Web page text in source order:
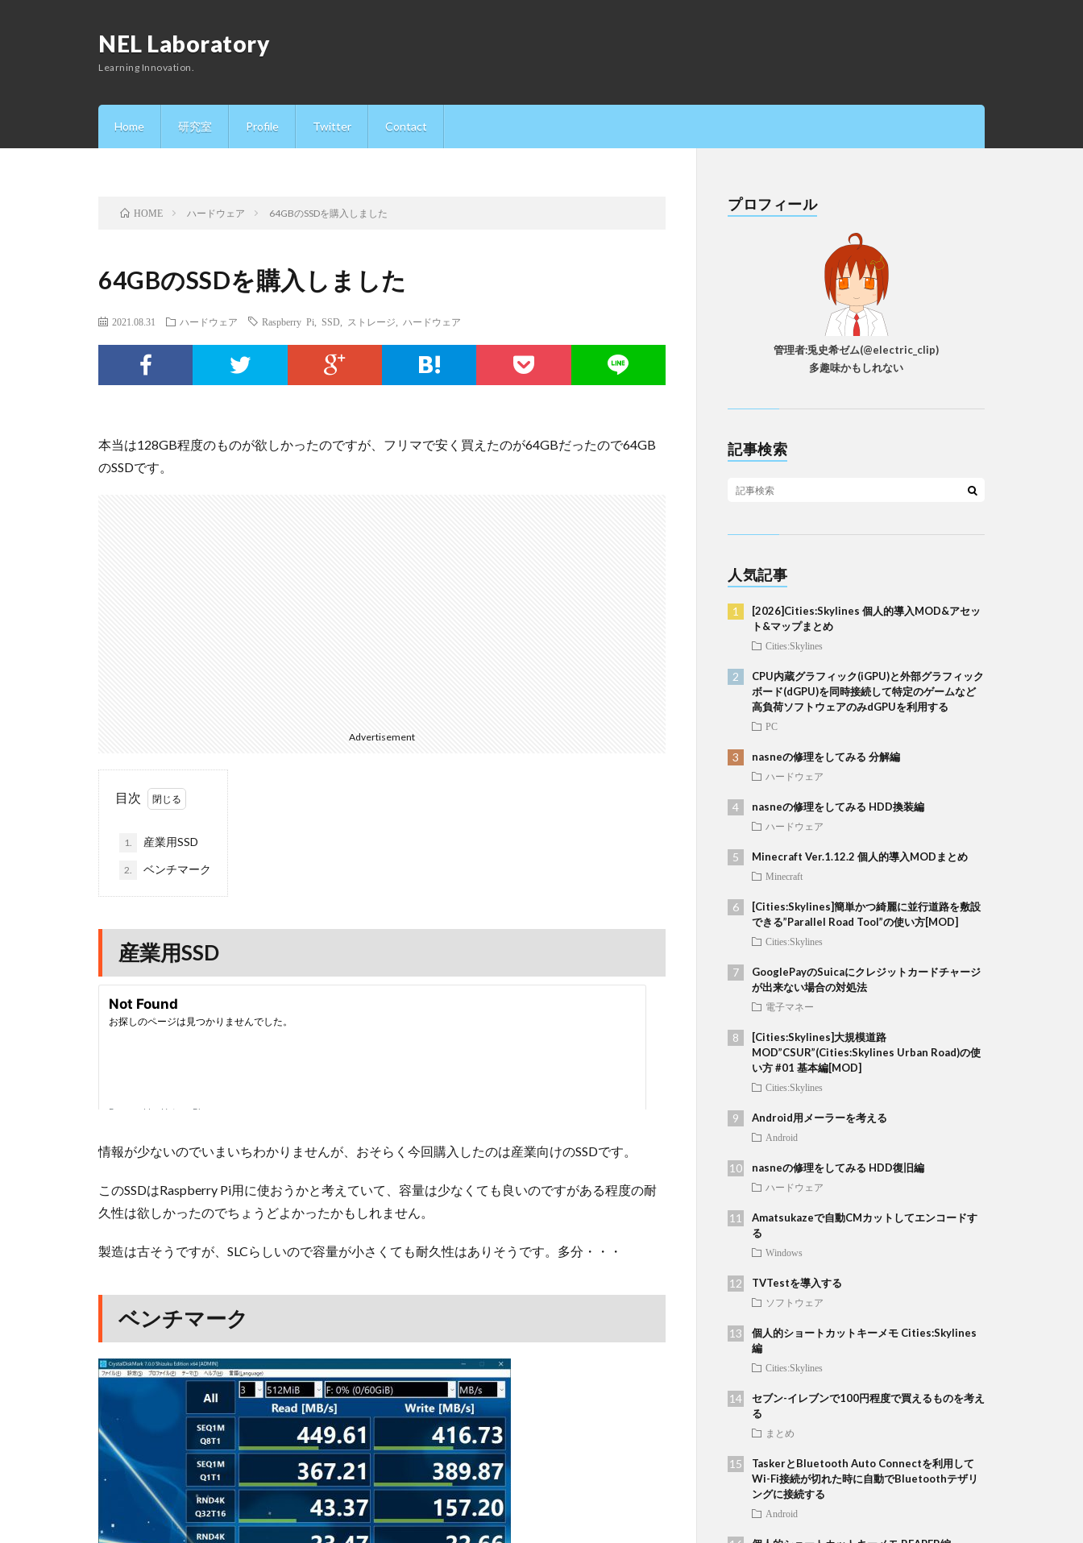
NEL Laboratory
Learning Innovation.
Home 研究室 Profile Twitter Contact
HOME ハードウェア 64GBのSSDを購入しました
64GBのSSDを購入しました
2021.08.31 ハードウェア Raspberry Pi SSD ストレージ ハードウェア
本当は128GB程度のものが欲しかったのですが、フリマで安く買えたのが64GBだったので64GB
のSSDです。
Advertisement
目次
1. 産業用SSD
2. ベンチマーク
産業用SSD
情報が少ないのでいまいちわかりませんが、おそらく今回購入したのは産業向けのSSDです。
このSSDはRaspberry Pi用に使おうかと考えていて、容量は少なくても良いのですがある程度の耐
久性は欲しかったのでちょうどよかったかもしれません。
製造は古そうですが、SLCらしいので容量が小さくても耐久性はありそうです。多分・・・
ベンチマーク
プロフィール
管理者:兎史希ゼム(@electric_clip)
多趣味かもしれない
記事検索
人気記事
[2026]Cities:Skylines 個人的導入MOD&アセッ
ト&マップまとめ
Cities:Skylines
CPU内蔵グラフィック(iGPU)と外部グラフィック
ボード(dGPU)を同時接続して特定のゲームなど
高負荷ソフトウェアのみdGPUを利用する
PC
nasneの修理をしてみる 分解編
ハードウェア
nasneの修理をしてみる HDD換装編
ハードウェア
Minecraft Ver.1.12.2 個人的導入MODまとめ
Minecraft
[Cities:Skylines]簡単かつ綺麗に並行道路を敷設
できる”Parallel Road Tool”の使い方[MOD]
Cities:Skylines
GooglePayのSuicaにクレジットカードチャージ
が出来ない場合の対処法
電子マネー
[Cities:Skylines]大規模道路
MOD”CSUR”(Cities:Skylines Urban Road)の使
い方 #01 基本編[MOD]
Cities:Skylines
Android用メーラーを考える
Android
nasneの修理をしてみる HDD復旧編
ハードウェア
Amatsukazeで自動CMカットしてエンコードす
る
Windows
TVTestを導入する
ソフトウェア
個人的ショートカットキーメモ Cities:Skylines
編
Cities:Skylines
セブン-イレブンで100円程度で買えるものを考え
る
まとめ
TaskerとBluetooth Auto Connectを利用して
Wi-Fi接続が切れた時に自動でBluetoothテザリ
ングに接続する
Android